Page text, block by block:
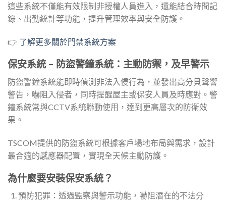
這些系統不僅能有效限制非授權人員進入，還能結合時間記
錄、出勤統計等功能，提升管理效率與安全防護。
👉 了解更多關於門禁系統方案
保安系統 – 防盜警鐘系統：主動防禦，及早警示
防盜警鐘系統能即時偵測非法入侵行為，並發出高分貝聲響
警告，嚇阻入侵者，同時提醒屋主或保安人員及時應對。警
鐘系統常與CCTV系統聯動使用，達到更高層次的防衛效
果。
TSCOM提供的防盜系統可根據客戶場地布局與需求，設計
最合適的感應器配置，實現全天候主動防護。
為什麼要安裝保安系統？
預防犯罪：透過監察與警示功能，嚇阻潛在的不法分